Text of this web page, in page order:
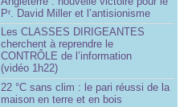
Pr
. David Miller et l’antisionisme
Les CLASSES DIRIGEANTES
cherchent à reprendre le
CONTRÔLE de l’information
(vidéo 1h22)
22 °C sans clim : le pari réussi de la
maison en terre et en bois